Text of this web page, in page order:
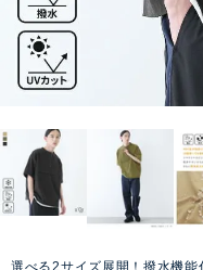
選べる2サイズ展開！撥水機能